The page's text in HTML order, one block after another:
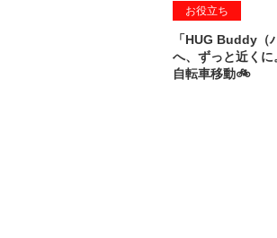
お役立ち
「HUG Buddy（
へ、ずっと近く
自転車移動🚲